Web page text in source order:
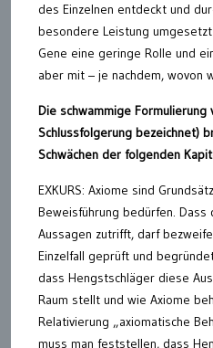
des Einzelnen entdeckt und
besondere Leistung
Gene eine geringe Rolle und
aber mit – je nachdem, wovon
Die schwammige Formulierung
Schlussfolgerung bezeichnet)
Schwächen der folgenden
EXKURS: Axiome sind
Beweisführung bedürfen.
Aussagen zutrifft, darf
Einzelfall geprüft und
dass Hengstschläger diese
Raum stellt und wie Axiome
Relativierung „axiomatische
muss man feststellen, dass